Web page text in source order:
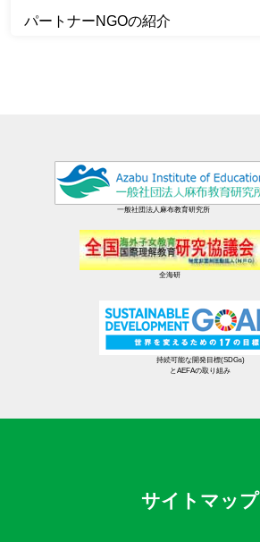
パートナーNGOの紹介
一般社団法人麻布教育研究所
全海研
持続可能な開発目標(SDGs)
とAEFAの取り組み
サイトマップ